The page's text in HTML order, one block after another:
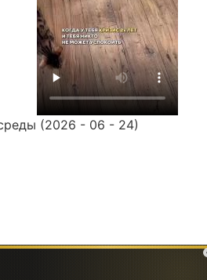
(2026 - 06 - 24)